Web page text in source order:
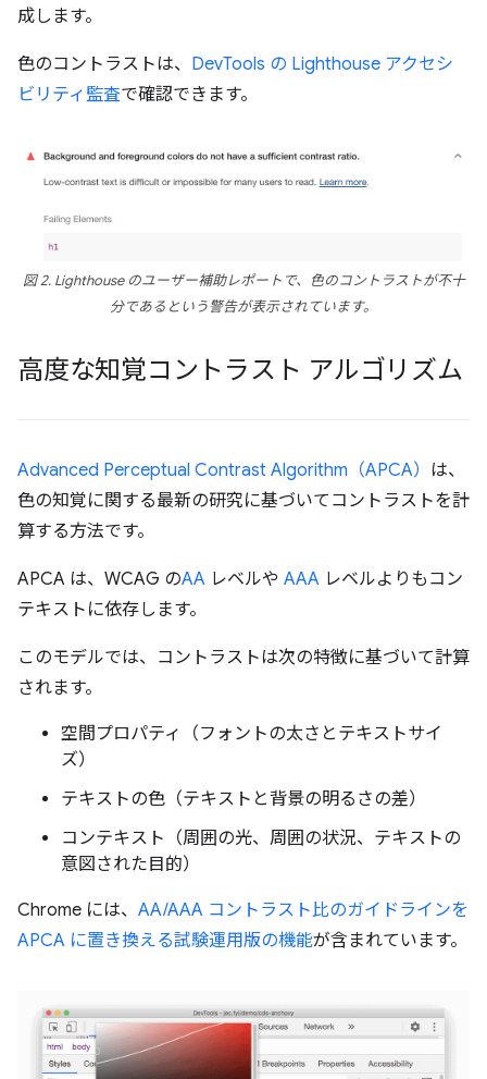
成します。
色のコントラストは、 DevTools の Lighthouse アクセシ
ビリティ監査で確認できます。
図 2. Lighthouse のユーザー補助レポートで、色のコントラストが不十
分であるという警告が表示されています。
高度な知覚コントラスト アルゴリズム
Advanced Perceptual Contrast Algorithm（APCA） は、
色の知覚に関する最新の研究に基づいてコントラストを計
算する方法です。
APCA は、WCAG のAA レベルや AAA レベルよりもコン
テキストに依存します。
このモデルでは、コントラストは次の特徴に基づいて計算
されます。
空間プロパティ（フォントの太さとテキストサイ
ズ）
テキストの色（テキストと背景の明るさの差）
コンテキスト（周囲の光、周囲の状況、テキストの
意図された目的）
Chrome には、 AA/AAA コントラスト比のガイドラインを
APCA に置き換える試験運用版の機能が含まれています。